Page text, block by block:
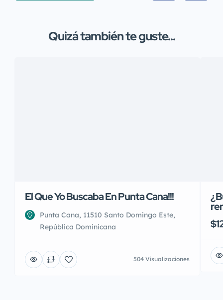
Quizá también te guste...
El Que Yo Buscaba En Punta Cana!!!
Punta Cana, 11510 Santo Domingo Este,
República Dominicana
504 Visualizaciones